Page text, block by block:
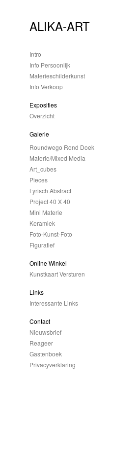
ALIKA-ART
Intro
Info Persoonlijk
Materieschilderkunst
Info Verkoop
Exposities
Overzicht
Galerie
Roundwego Rond Doek
Materie/mixed Media
Art_cubes
Pieces
Lyrisch Abstract
Project 40 X 40
Mini Materie
Keramiek
Foto-Kunst-Foto
Figuratief
Online Winkel
Kunstkaart Versturen
Links
Interessante Links
Contact
Nieuwsbrief
Reageer
Gastenboek
Privacyverklaring